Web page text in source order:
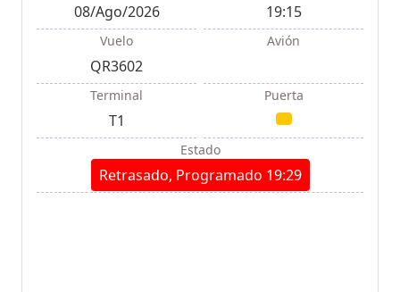
08/Ago/2026 19:15
Vuelo
QR3602
Avión
Terminal
T1
Puerta
Estado
Retrasado, Programado 19:29